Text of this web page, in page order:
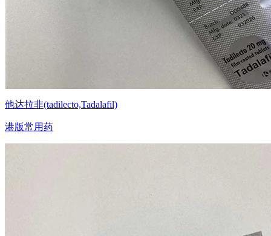
他达拉非(tadilecto,Tadalafil)
港版常用药